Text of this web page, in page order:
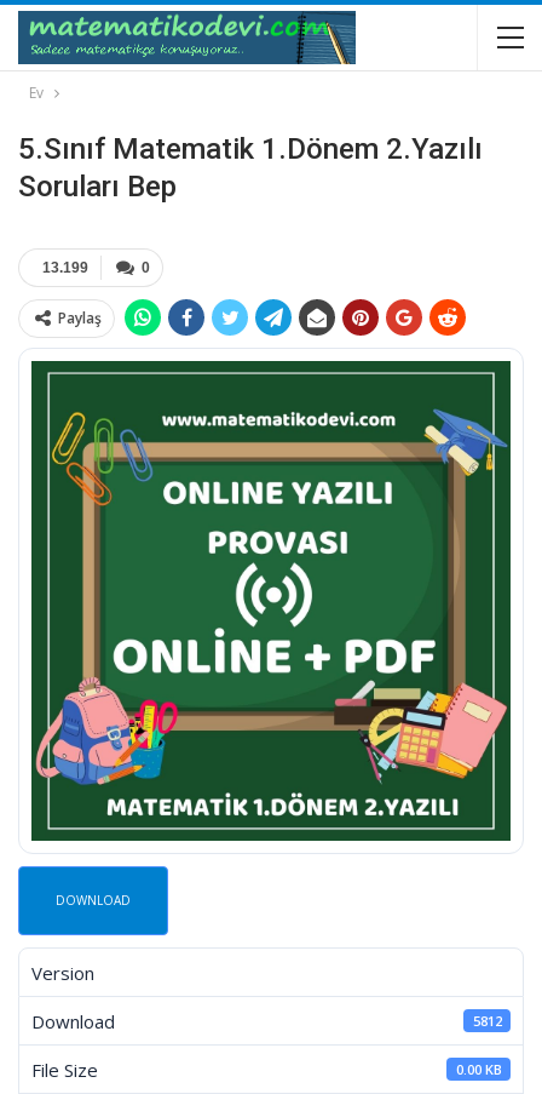
Ev
5.Sınıf Matematik 1.Dönem 2.Yazılı
Soruları Bep
0
13.199
Paylaş
DOWNLOAD
Version
Download
5812
File Size 0.00 KB